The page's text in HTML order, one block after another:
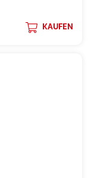
KAUFEN